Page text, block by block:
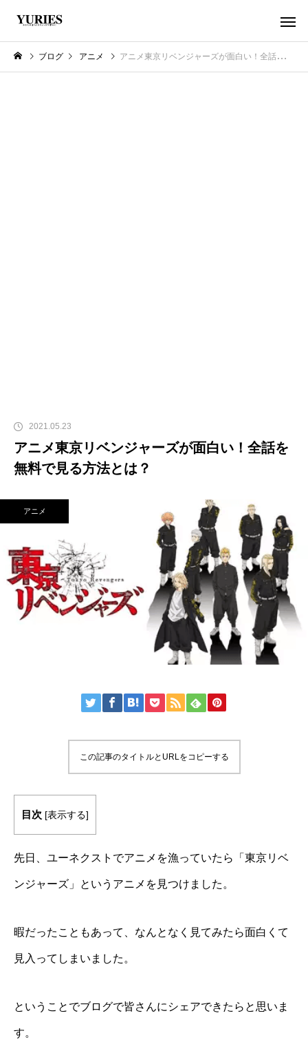
ブログ アニメ アニメ東京リベンジャーズが面白い！全話を無料で見る方法とは？
2021.05.23
アニメ東京リベンジャーズが面白い！全話を
無料で見る方法とは？
アニメ
この記事のタイトルとURLをコピーする
目次 [表示する]
先日、ユーネクストでアニメを漁っていたら「東京リベ
ンジャーズ」というアニメを見つけました。
暇だったこともあって、なんとなく見てみたら面白くて
見入ってしまいました。
ということでブログで皆さんにシェアできたらと思いま
す。